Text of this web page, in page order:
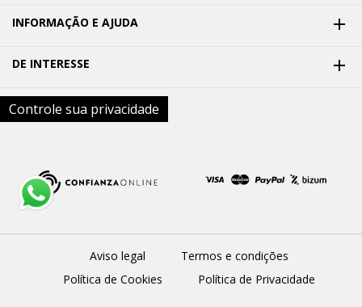
INFORMAÇÃO E AJUDA 
DE INTERESSE 
Controle sua privacidade
Aviso legal
Termos e condições
Política de Cookies
Política de Privacidade